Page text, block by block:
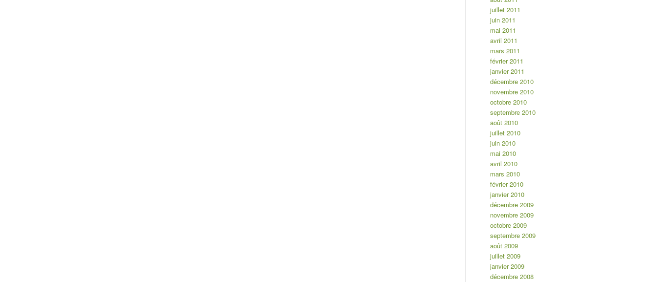
juillet 2011
juin 2011
mai 2011
avril 2011
mars 2011
février 2011
janvier 2011
décembre 2010
novembre 2010
octobre 2010
septembre 2010
août 2010
juillet 2010
juin 2010
mai 2010
avril 2010
mars 2010
février 2010
janvier 2010
décembre 2009
novembre 2009
octobre 2009
septembre 2009
août 2009
juillet 2009
janvier 2009
décembre 2008